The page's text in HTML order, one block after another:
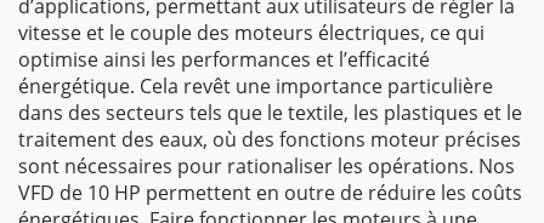
d’applications, permettant aux utilisateurs de régler la
vitesse et le couple des moteurs électriques, ce qui
optimise ainsi les performances et l’efficacité
énergétique. Cela revêt une importance particulière
dans des secteurs tels que le textile, les plastiques et le
traitement des eaux, où des fonctions moteur précises
sont nécessaires pour rationaliser les opérations. Nos
VFD de 10 HP permettent en outre de réduire les coûts